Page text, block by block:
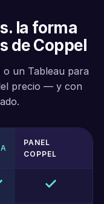
la forma
de Coppel
un Tableau para
precio — y con
PANEL
COPPEL